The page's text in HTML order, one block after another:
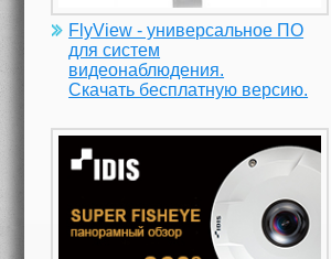
FlyView - универсальное ПО
для систем
видеонаблюдения.
Скачать бесплатную версию.